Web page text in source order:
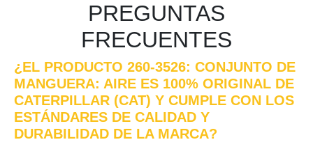
PREGUNTAS
FRECUENTES
¿EL PRODUCTO 260-3526: CONJUNTO DE
MANGUERA: AIRE ES 100% ORIGINAL DE
CATERPILLAR (CAT) Y CUMPLE CON LOS
ESTÁNDARES DE CALIDAD Y
DURABILIDAD DE LA MARCA?